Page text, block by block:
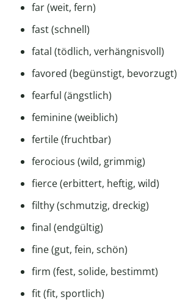
far (weit, fern)
fast (schnell)
fatal (tödlich, verhängnisvoll)
favored (begünstigt, bevorzugt)
fearful (ängstlich)
feminine (weiblich)
fertile (fruchtbar)
ferocious (wild, grimmig)
fierce (erbittert, heftig, wild)
filthy (schmutzig, dreckig)
final (endgültig)
fine (gut, fein, schön)
firm (fest, solide, bestimmt)
fit (fit, sportlich)